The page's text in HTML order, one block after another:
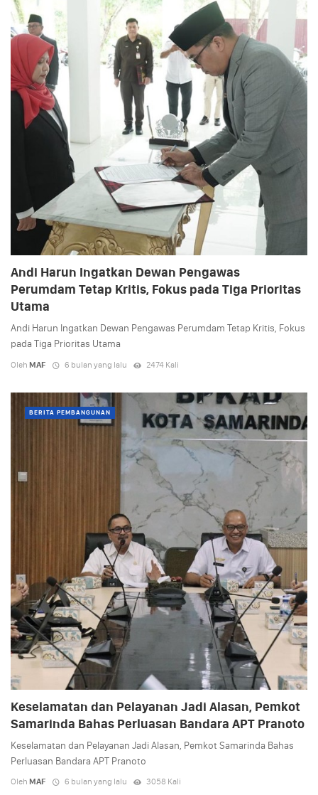
Andi Harun Ingatkan Dewan Pengawas
Perumdam Tetap Kritis, Fokus pada Tiga Prioritas
Utama
Andi Harun Ingatkan Dewan Pengawas Perumdam Tetap Kritis, Fokus
pada Tiga Prioritas Utama
Oleh MAF 6 bulan yang lalu 2474 Kali
BERITA PEMBANGUNAN
Keselamatan dan Pelayanan Jadi Alasan, Pemkot
Samarinda Bahas Perluasan Bandara APT Pranoto
Keselamatan dan Pelayanan Jadi Alasan, Pemkot Samarinda Bahas
Perluasan Bandara APT Pranoto
Oleh MAF 6 bulan yang lalu 3058 Kali